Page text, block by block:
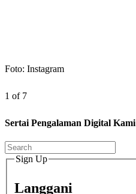
Foto: Instagram
1 of 7
Sertai Pengalaman Digital Kami
Sign Up
Langgani